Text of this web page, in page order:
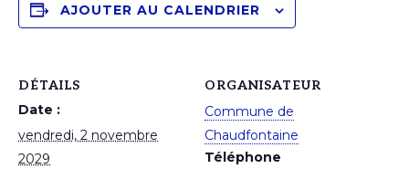
AJOUTER AU CALENDRIER
DÉTAILS
Date :
vendredi, 2 novembre
2029
ORGANISATEUR
Commune de
Chaudfontaine
Téléphone